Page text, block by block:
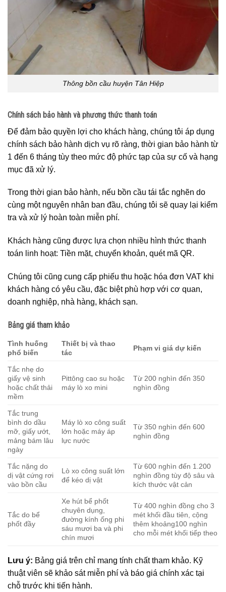
Thông bồn cầu huyện Tân Hiệp
Chính sách bảo hành và phương thức thanh toán
Để đảm bảo quyền lợi cho khách hàng, chúng tôi áp dụng
chính sách bảo hành dịch vụ rõ ràng, thời gian bảo hành từ
1 đến 6 tháng tùy theo mức độ phức tạp của sự cố và hạng
mục đã xử lý.
Trong thời gian bảo hành, nếu bồn cầu tái tắc nghẽn do
cùng một nguyên nhân ban đầu, chúng tôi sẽ quay lại kiểm
tra và xử lý hoàn toàn miễn phí.
Khách hàng cũng được lựa chọn nhiều hình thức thanh
toán linh hoạt: Tiền mặt, chuyển khoản, quét mã QR.
Chúng tôi cũng cung cấp phiếu thu hoặc hóa đơn VAT khi
khách hàng có yêu cầu, đặc biệt phù hợp với cơ quan,
doanh nghiệp, nhà hàng, khách sạn.
Bảng giá tham khảo
Tình huống
phổ biến
Thiết bị và thao
tác
Phạm vi giá dự kiến
Tắc nhẹ do
giấy vệ sinh
hoặc chất thải
mềm
Pittông cao su hoặc
máy lò xo mini
Từ 200 nghìn đến 350
nghìn đồng
Tắc trung
bình do dầu
mỡ, giấy ướt,
mảng bám lâu
ngày
Máy lò xo công suất
lớn hoặc máy áp
lực nước
Từ 350 nghìn đến 600
nghìn đồng
Tắc nặng do
dị vật cứng rơi
vào bồn cầu
Lò xo công suất lớn
để kéo dị vật
Từ 600 nghìn đến 1.200
nghìn đồng tùy độ sâu và
kích thước vật cản
Tắc do bể
phốt đầy
Xe hút bể phốt
chuyên dụng,
đường kính ống phi
sáu mươi ba và phi
chín mươi
Từ 400 nghìn đồng cho 3
mét khối đầu tiên, cộng
thêm khoảng100 nghìn
cho mỗi mét khối tiếp theo
Lưu ý: Bảng giá trên chỉ mang tính chất tham khảo. Kỹ
thuật viên sẽ khảo sát miễn phí và báo giá chính xác tại
chỗ trước khi tiến hành.